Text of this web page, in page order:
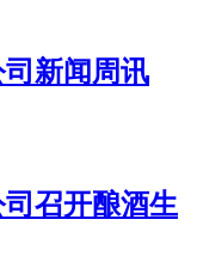
司新闻周讯
司召开酿酒生